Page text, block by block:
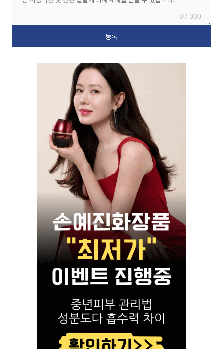
0 / 300